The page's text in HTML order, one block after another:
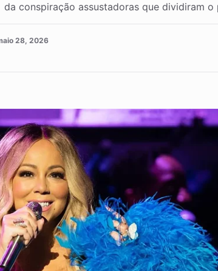
da conspiração assustadoras que dividiram o
28, 2026